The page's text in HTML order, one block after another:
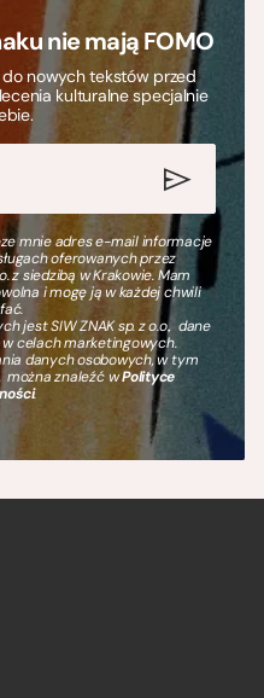
nie mają FOMO
nowych tekstów przed
kulturalne specjalnie
mnie adres e-mail informacje
oferowanych przez
z siedzibą w Krakowie. Mam
i mogę ją w każdej chwili
jest SIW ZNAK sp. z o.o., dane
celach marketingowych.
danych osobowych, w tym
można znaleźć wPolityce
.